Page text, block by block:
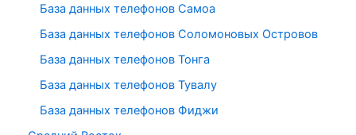
База данных телефонов Самоа
База данных телефонов Соломоновых Островов
База данных телефонов Тонга
База данных телефонов Тувалу
База данных телефонов Фиджи